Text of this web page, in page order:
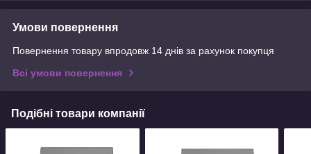
Умови повернення
Повернення товару впродовж 14 днів за рахунок покупця
Всі умови повернення
Подібні товари компанії